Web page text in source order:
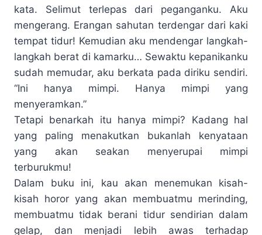
kata. Selimut terlepas dari peganganku. Aku
mengerang. Erangan sahutan terdengar dari kaki
tempat tidur! Kemudian aku mendengar langkah-
langkah berat di kamarku… Sewaktu kepanikanku
sudah memudar, aku berkata pada diriku sendiri.
“Ini hanya mimpi. Hanya mimpi yang
menyeramkan.”
Tetapi benarkah itu hanya mimpi? Kadang hal
yang paling menakutkan bukanlah kenyataan
yang akan seakan menyerupai mimpi
terburukmu!
Dalam buku ini, kau akan menemukan kisah-
kisah horor yang akan membuatmu merinding,
membuatmu tidak berani tidur sendirian dalam
gelap, dan menjadi lebih awas terhadap